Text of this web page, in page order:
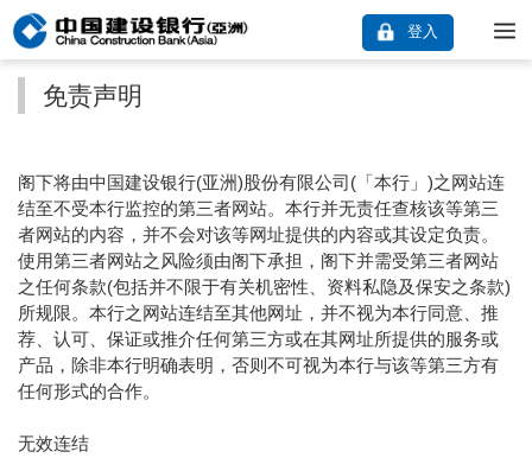
登入
免责声明
阁下将由中国建设银行(亚洲)股份有限公司(「本行」)之网站连
结至不受本行监控的第三者网站。本行并无责任查核该等第三
者网站的内容，并不会对该等网址提供的内容或其设定负责。
使用第三者网站之风险须由阁下承担，阁下并需受第三者网站
之任何条款(包括并不限于有关机密性、资料私隐及保安之条款)
所规限。本行之网站连结至其他网址，并不视为本行同意、推
荐、认可、保证或推介任何第三方或在其网址所提供的服务或
产品，除非本行明确表明，否则不可视为本行与该等第三方有
任何形式的合作。
无效连结